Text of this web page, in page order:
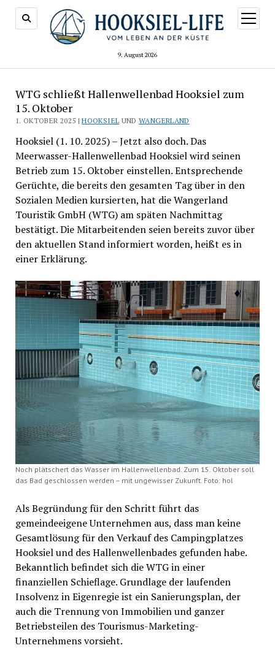
9. August 2026
Menü
öffnen
WTG schließt Hallenwellenbad Hooksiel zum
15. Oktober
1. OKTOBER 2025 |HOOKSIEL UNDWANGERLAND
Hooksiel (1. 10. 2025) – Jetzt also doch. Das
Meerwasser-Hallenwellenbad Hooksiel wird seinen
Betrieb zum 15. Oktober einstellen. Entsprechende
Gerüchte, die bereits den gesamten Tag über in den
Sozialen Medien kursierten, hat die Wangerland
Touristik GmbH (WTG) am späten Nachmittag
bestätigt. Die Mitarbeitenden seien bereits zuvor über
den aktuellen Stand informiert worden, heißt es in
einer Erklärung.
Noch plätschert das Wasser im Hallenwellenbad. Zum 15. Oktober soll
das Bad geschlossen werden – mit ungewisser Zukunft. Foto: hol
Als Begründung für den Schritt führt das
gemeindeeigene Unternehmen aus, dass man keine
Gesamtlösung für den Verkauf des Campingplatzes
Hooksiel und des Hallenwellenbades gefunden habe.
Bekanntlich befindet sich die WTG in einer
finanziellen Schieflage. Grundlage der laufenden
Insolvenz in Eigenregie ist ein Sanierungsplan, der
auch die Trennung von Immobilien und ganzer
Betriebsteilen des Tourismus-Marketing-
Unternehmens vorsieht.